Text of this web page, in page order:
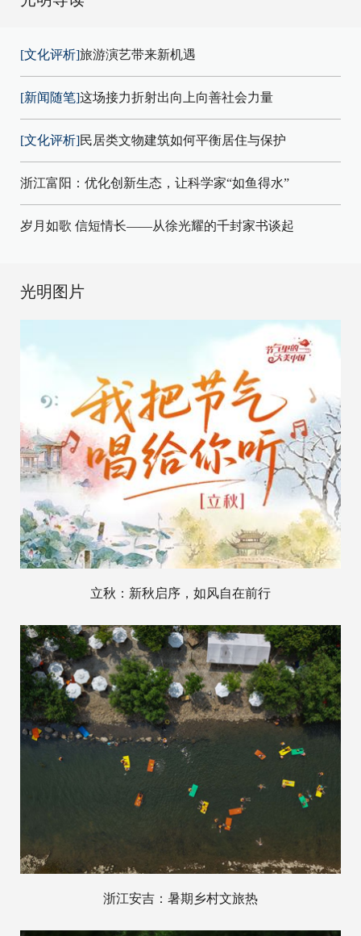
[文化评析]旅游演艺带来新机遇
[新闻随笔]这场接力折射出向上向善社会力量
[文化评析]民居类文物建筑如何平衡居住与保护
浙江富阳：优化创新生态，让科学家“如鱼得水”
岁月如歌 信短情长——从徐光耀的千封家书谈起
光明图片
立秋：新秋启序，如风自在前行
浙江安吉：暑期乡村文旅热